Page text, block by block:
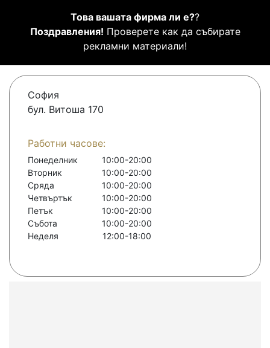
Това вашата фирма ли е??
Поздравления! Проверете как да събирате
рекламни материали!
София
бул. Витоша 170
Работни часове:
Понеделник
10:00-20:00
Вторник
10:00-20:00
Сряда
10:00-20:00
Четвъртък
10:00-20:00
Петък
10:00-20:00
Събота
10:00-20:00
Неделя
12:00-18:00